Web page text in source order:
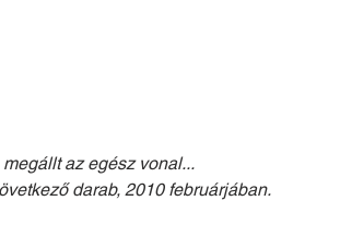
az egész vonal...
darab, 2010 februárjában.